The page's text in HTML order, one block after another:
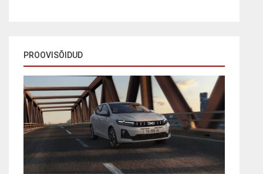
PROOVISÕIDUD